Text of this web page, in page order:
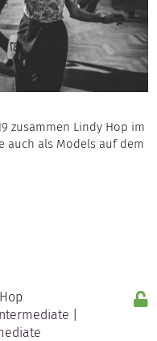
zusammen Lindy Hop im
auch als Models auf dem
|